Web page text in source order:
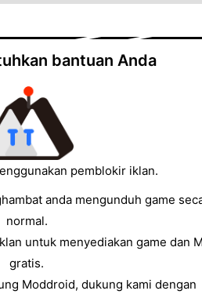
bantuan Anda
pemblokir iklan.
anda mengunduh game
normal.
untuk menyediakan game dan
gratis.
Moddroid, dukung kami dengan